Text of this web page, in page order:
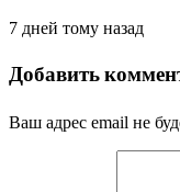
7 дней тому назад
Добавить
Ваш адрес email не